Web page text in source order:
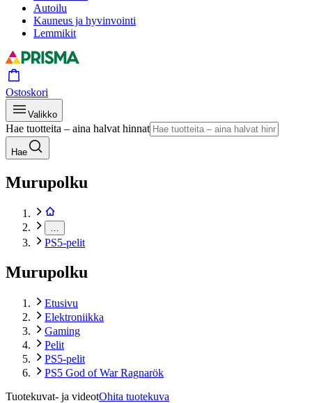
Autoilu
Kauneus ja hyvinvointi
Lemmikit
Ostoskori
Valikko
Hae tuotteita – aina halvat hinnat
Hae
Murupolku
PS5-pelit
Murupolku
Etusivu
Elektroniikka
Gaming
Pelit
PS5-pelit
PS5 God of War Ragnarök
Tuotekuvat- ja videotOhita tuotekuva